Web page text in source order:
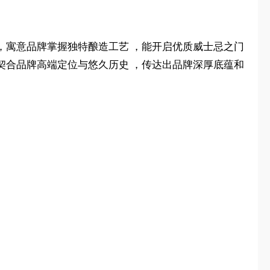
意品牌掌握独特酿造工艺 ，能开启优质威士忌之门
品牌高端定位与悠久历史 ，传达出品牌深厚底蕴和